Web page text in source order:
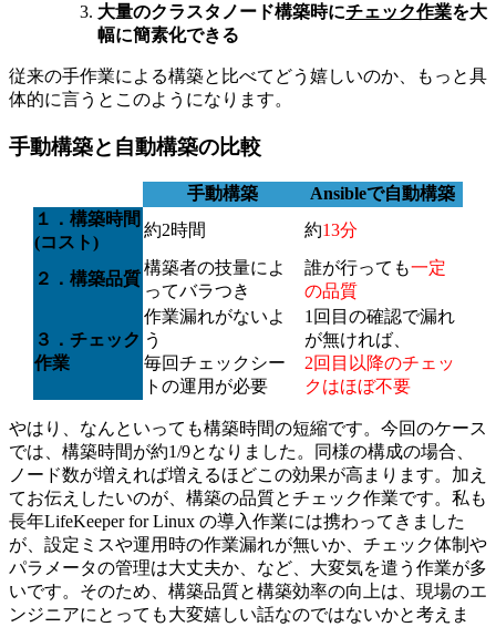
大量のクラスタノード構築時にチェック作業を大
幅に簡素化できる
従来の手作業による構築と比べてどう嬉しいのか、もっと具
体的に言うとこのようになります。
手動構築と自動構築の比較
手動構築 Ansibleで自動構築
１．構築時間
(コスト)
約2時間 約13分
２．構築品質
構築者の技量によ
ってバラつき
誰が行っても一定
の品質
３．チェック
作業
作業漏れがないよ
う
毎回チェックシー
トの運用が必要
1回目の確認で漏れ
が無ければ、
2回目以降のチェッ
クはほぼ不要
やはり、なんといっても構築時間の短縮です。今回のケース
では、構築時間が約1/9となりました。同様の構成の場合、
ノード数が増えれば増えるほどこの効果が高まります。加え
てお伝えしたいのが、構築の品質とチェック作業です。私も
長年LifeKeeper for Linux の導入作業には携わってきました
が、設定ミスや運用時の作業漏れが無いか、チェック体制や
パラメータの管理は大丈夫か、など、大変気を遣う作業が多
いです。そのため、構築品質と構築効率の向上は、現場のエ
ンジニアにとっても大変嬉しい話なのではないかと考えま